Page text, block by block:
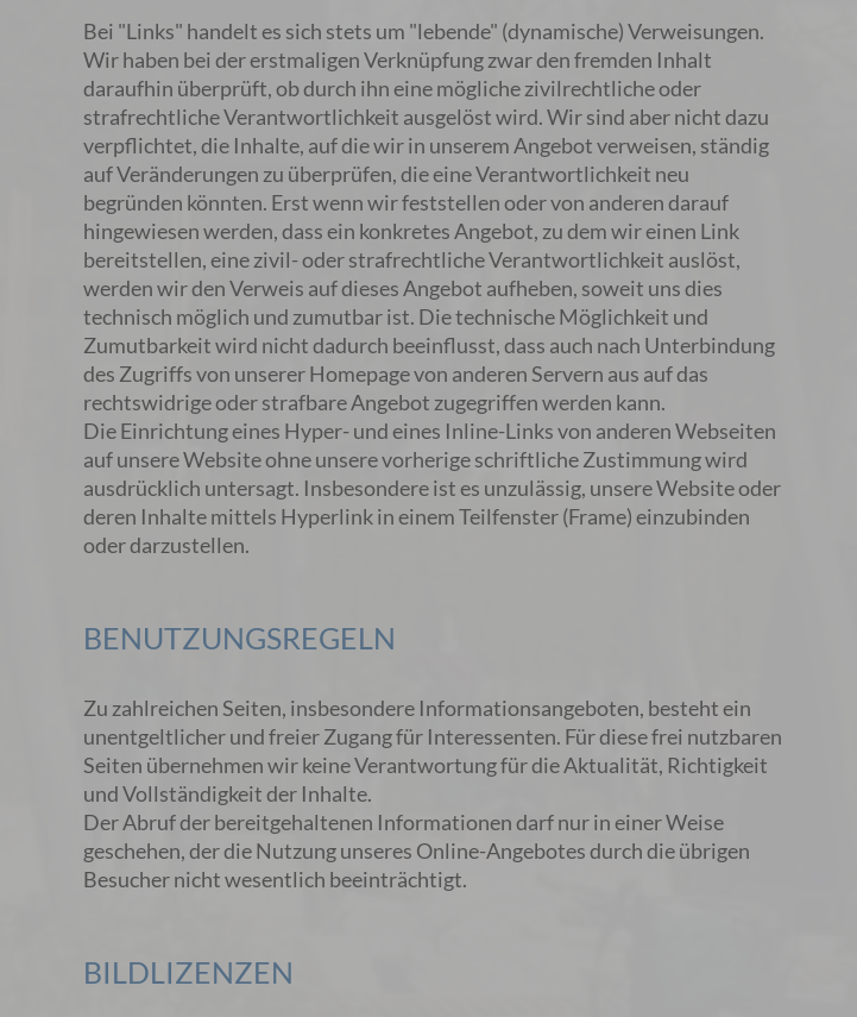
Bei "Links" handelt es sich stets um "lebende" (dynamische) Verweisungen.
Wir haben bei der erstmaligen Verknüpfung zwar den fremden Inhalt
daraufhin überprüft, ob durch ihn eine mögliche zivilrechtliche oder
strafrechtliche Verantwortlichkeit ausgelöst wird. Wir sind aber nicht dazu
verpflichtet, die Inhalte, auf die wir in unserem Angebot verweisen, ständig
auf Veränderungen zu überprüfen, die eine Verantwortlichkeit neu
begründen könnten. Erst wenn wir feststellen oder von anderen darauf
hingewiesen werden, dass ein konkretes Angebot, zu dem wir einen Link
bereitstellen, eine zivil- oder strafrechtliche Verantwortlichkeit auslöst,
werden wir den Verweis auf dieses Angebot aufheben, soweit uns dies
technisch möglich und zumutbar ist. Die technische Möglichkeit und
Zumutbarkeit wird nicht dadurch beeinflusst, dass auch nach Unterbindung
des Zugriffs von unserer Homepage von anderen Servern aus auf das
rechtswidrige oder strafbare Angebot zugegriffen werden kann.
Die Einrichtung eines Hyper- und eines Inline-Links von anderen Webseiten
auf unsere Website ohne unsere vorherige schriftliche Zustimmung wird
ausdrücklich untersagt. Insbesondere ist es unzulässig, unsere Website oder
deren Inhalte mittels Hyperlink in einem Teilfenster (Frame) einzubinden
oder darzustellen.
BENUTZUNGSREGELN
Zu zahlreichen Seiten, insbesondere Informationsangeboten, besteht ein
unentgeltlicher und freier Zugang für Interessenten. Für diese frei nutzbaren
Seiten übernehmen wir keine Verantwortung für die Aktualität, Richtigkeit
und Vollständigkeit der Inhalte.
Der Abruf der bereitgehaltenen Informationen darf nur in einer Weise
geschehen, der die Nutzung unseres Online-Angebotes durch die übrigen
Besucher nicht wesentlich beeinträchtigt.
BILDLIZENZEN